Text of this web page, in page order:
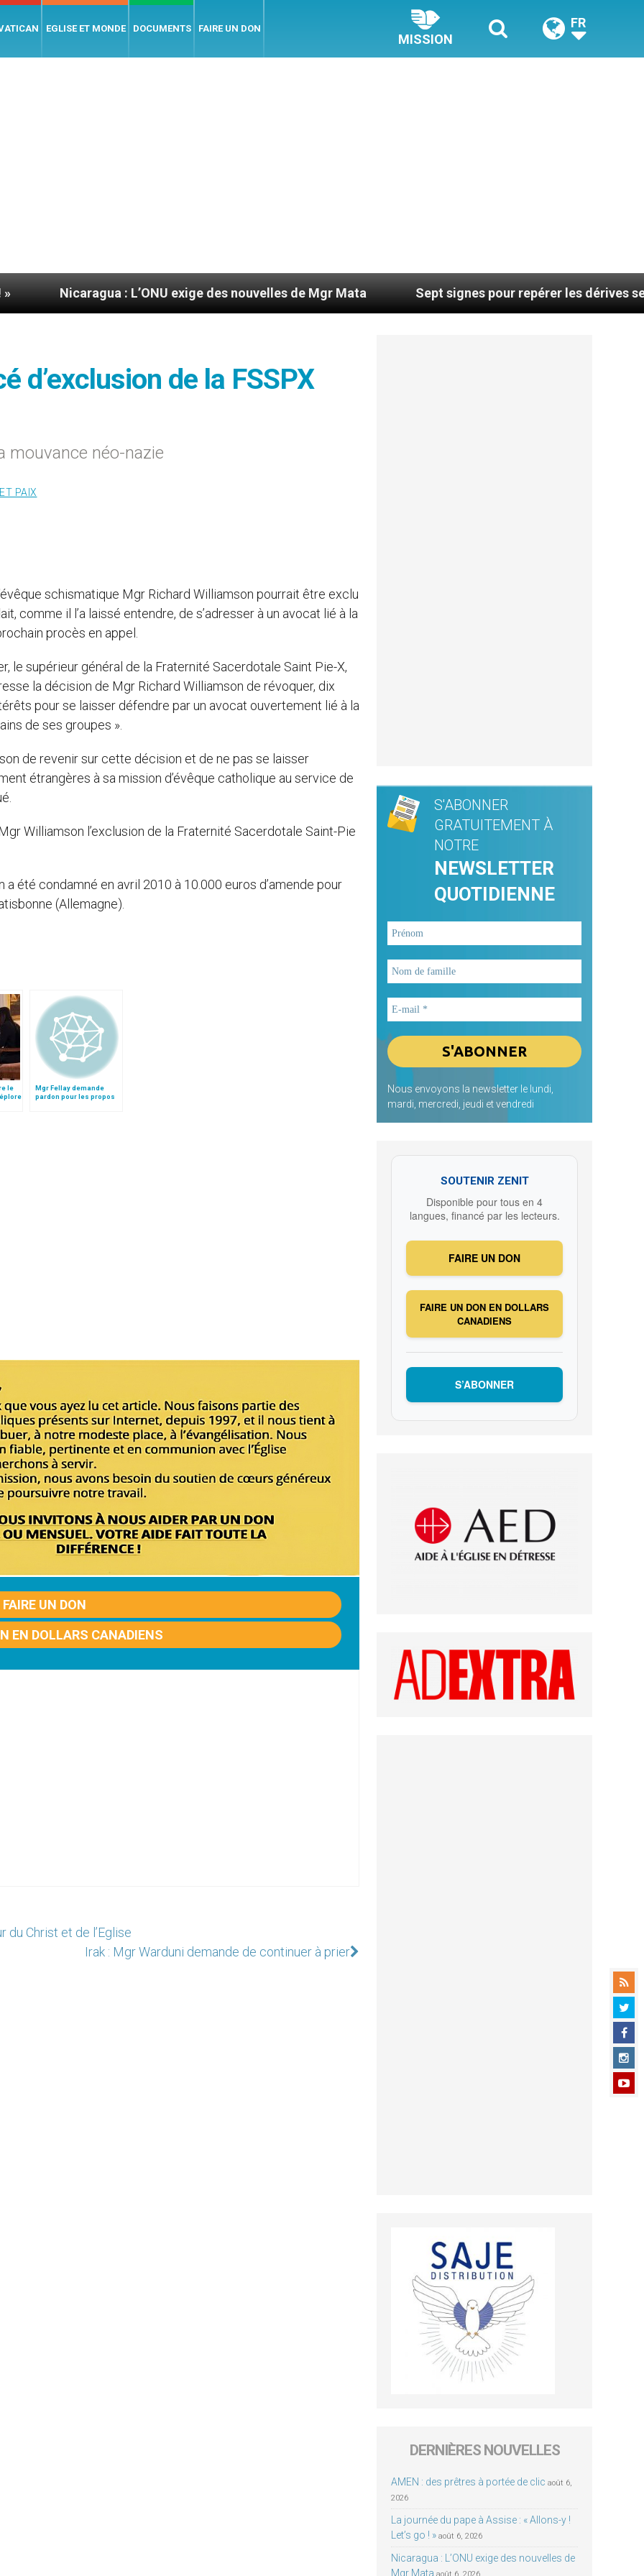
EGLISE ET MONDE DOCUMENTS FAIRE UN DON
MISSION
FR
: L’ONU exige des nouvelles de Mgr Mata Sept signes pour repérer les dérives sectaires du
d’exclusion de la FSSPX
mouvance néo-nazie
PAIX
schismatique Mgr Richard Williamson pourrait être exclu
comme il l’a laissé entendre, de s’adresser à un avocat lié à la
procès en appel.
le supérieur général de la Fraternité Sacerdotale Saint Pie-X,
la décision de Mgr Richard Williamson de révoquer, dix
pour se laisser défendre par un avocat ouvertement lié à la
de ses groupes ».
de revenir sur cette décision et de ne pas se laisser
étrangères à sa mission d’évêque catholique au service de
Williamson l’exclusion de la Fraternité Sacerdotale Saint-Pie
été condamné en avril 2010 à 10.000 euros d’amende pour
(Allemagne).
le
Mgr Fellay demande
pardon pour les propos
FAIRE UN DON
EN DOLLARS CANADIENS
du Christ et de l’Eglise
Irak : Mgr Warduni demande de continuer à prier
S'ABONNER
GRATUITEMENT À
NOTRE
NEWSLETTER
QUOTIDIENNE
Nous envoyons la newsletter le lundi,
mardi, mercredi, jeudi et vendredi
SOUTENIR ZENIT
Disponible pour tous en 4
langues, financé par les lecteurs.
FAIRE UN DON
FAIRE UN DON EN DOLLARS
CANADIENS
S’ABONNER
DERNIÈRES NOUVELLES
AMEN : des prêtres à portée de clic août 6,
2026
La journée du pape à Assise : « Allons-y !
Let’s go ! » août 6, 2026
Nicaragua : L’ONU exige des nouvelles de
Mgr Mata